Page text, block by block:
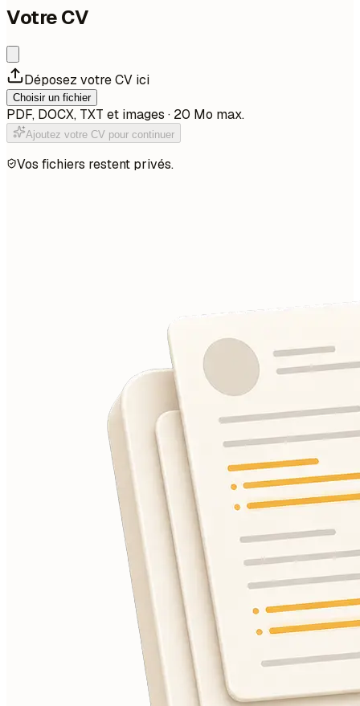
Votre CV
Déposez votre CV ici
Choisir un fichier
PDF, DOCX, TXT et images · 20 Mo max.
Ajoutez votre CV pour continuer
Vos fichiers restent privés.